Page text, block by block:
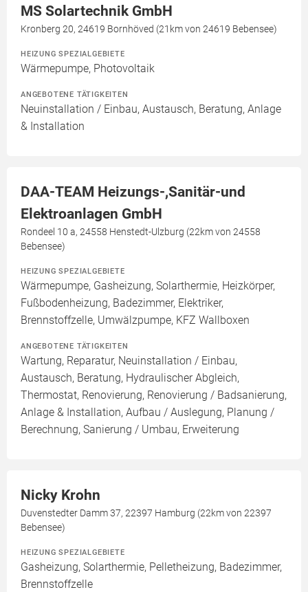
MS Solartechnik GmbH
Kronberg 20, 24619 Bornhöved (21km von 24619 Bebensee)
HEIZUNG SPEZIALGEBIETE
Wärmepumpe, Photovoltaik
ANGEBOTENE TÄTIGKEITEN
Neuinstallation / Einbau, Austausch, Beratung, Anlage
& Installation
DAA-TEAM Heizungs-,Sanitär-und
Elektroanlagen GmbH
Rondeel 10 a, 24558 Henstedt-Ulzburg (22km von 24558
Bebensee)
HEIZUNG SPEZIALGEBIETE
Wärmepumpe, Gasheizung, Solarthermie, Heizkörper,
Fußbodenheizung, Badezimmer, Elektriker,
Brennstoffzelle, Umwälzpumpe, KFZ Wallboxen
ANGEBOTENE TÄTIGKEITEN
Wartung, Reparatur, Neuinstallation / Einbau,
Austausch, Beratung, Hydraulischer Abgleich,
Thermostat, Renovierung, Renovierung / Badsanierung,
Anlage & Installation, Aufbau / Auslegung, Planung /
Berechnung, Sanierung / Umbau, Erweiterung
Nicky Krohn
Duvenstedter Damm 37, 22397 Hamburg (22km von 22397
Bebensee)
HEIZUNG SPEZIALGEBIETE
Gasheizung, Solarthermie, Pelletheizung, Badezimmer,
Brennstoffzelle